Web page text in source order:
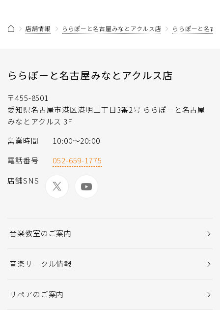
店舗情報 ららぽーと名古屋みなとアクルス店 ららぽーと名古
ららぽーと名古屋みなとアクルス店
〒455-8501
愛知県名古屋市港区港明二丁目3番2号 ららぽーと名古屋
みなとアクルス 3F
営業時間
10:00～20:00
電話番号
052-659-1775
店舗SNS
音楽教室のご案内
音楽サークル情報
リペアのご案内